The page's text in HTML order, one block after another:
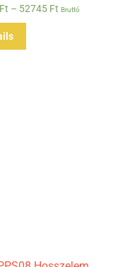
Ft – 52745 Ft Bruttó